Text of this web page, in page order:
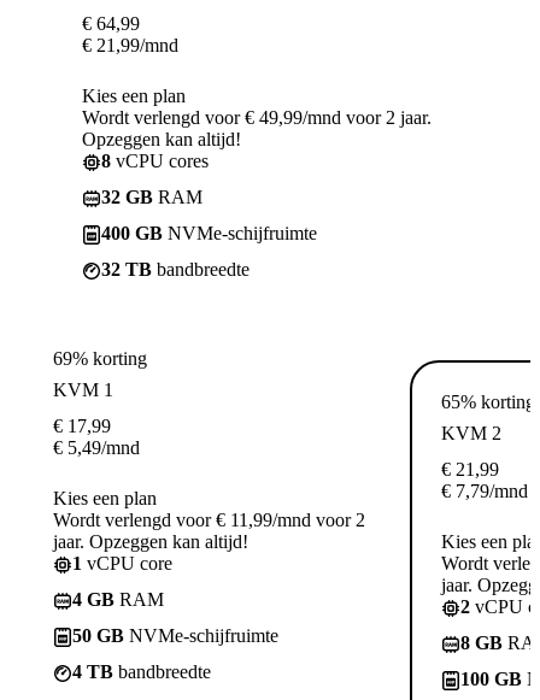
€ 64,99
€ 21,99/mnd
Kies een plan
Wordt verlengd voor € 49,99/mnd voor 2 jaar.
Opzeggen kan altijd!
8 vCPU cores
32 GB RAM
400 GB NVMe-schijfruimte
32 TB bandbreedte
69% korting
KVM 1
€ 17,99
€ 5,49/mnd
Kies een plan
Wordt verlengd voor € 11,99/mnd voor 2
jaar. Opzeggen kan altijd!
1 vCPU core
4 GB RAM
50 GB NVMe-schijfruimte
4 TB bandbreedte
65% korting
KVM 2
€ 21,99
€ 7,79/mnd
Kies een
Wordt
jaar.
2 vCPU
8 GB
100 GB